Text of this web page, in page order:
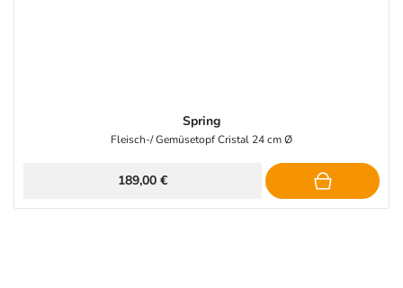
Spring
Fleisch-/ Gemüsetopf Cristal 24 cm Ø
189,00 €